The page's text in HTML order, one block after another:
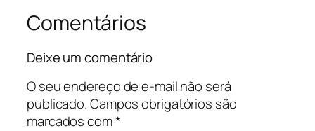
Comentários
Deixe um comentário
O seu endereço de e-mail não será
publicado.Campos obrigatórios são
marcados com*